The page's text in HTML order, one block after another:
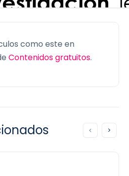
como este en
Contenidos gratuitos.